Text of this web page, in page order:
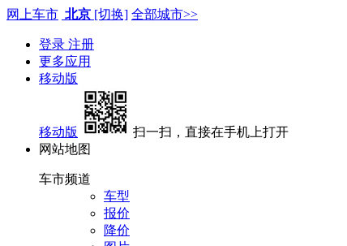
网上车市 北京 [切换] 全部城市>>
登录 注册
更多应用
移动版
移动版
扫一扫，直接在手机上打开
网站地图
车市频道
车型
报价
降价